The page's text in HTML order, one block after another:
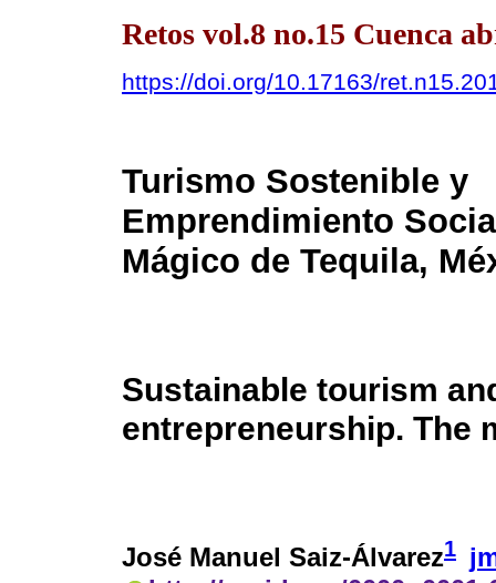
Retos vol.8 no.15 Cuenca
https://doi.org/10.17163/
Turismo Sostenible y
Emprendimiento
Mágico de Tequila,
Sustainable tourism
entrepreneurship. The
José Manuel Saiz-Álvarez1